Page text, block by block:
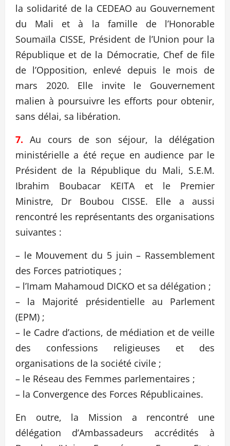
la solidarité de la CEDEAO au Gouvernement
du Mali et à la famille de l’Honorable
Soumaïla CISSE, Président de l’Union pour la
République et de la Démocratie, Chef de file
de l’Opposition, enlevé depuis le mois de
mars 2020. Elle invite le Gouvernement
malien à poursuivre les efforts pour obtenir,
sans délai, sa libération.
7. Au cours de son séjour, la délégation
ministérielle a été reçue en audience par le
Président de la République du Mali, S.E.M.
Ibrahim Boubacar KEITA et le Premier
Ministre, Dr Boubou CISSE. Elle a aussi
rencontré les représentants des organisations
suivantes :
– le Mouvement du 5 juin – Rassemblement
des Forces patriotiques ;
– l’Imam Mahamoud DICKO et sa délégation ;
– la Majorité présidentielle au Parlement
(EPM) ;
– le Cadre d’actions, de médiation et de veille
des confessions religieuses et des
organisations de la société civile ;
– le Réseau des Femmes parlementaires ;
– la Convergence des Forces Républicaines.
En outre, la Mission a rencontré une
délégation d’Ambassadeurs accrédités à